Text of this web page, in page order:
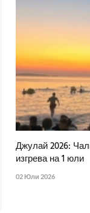
Джулай 2026:
изгрева на 1 юли
02 Юли 2026